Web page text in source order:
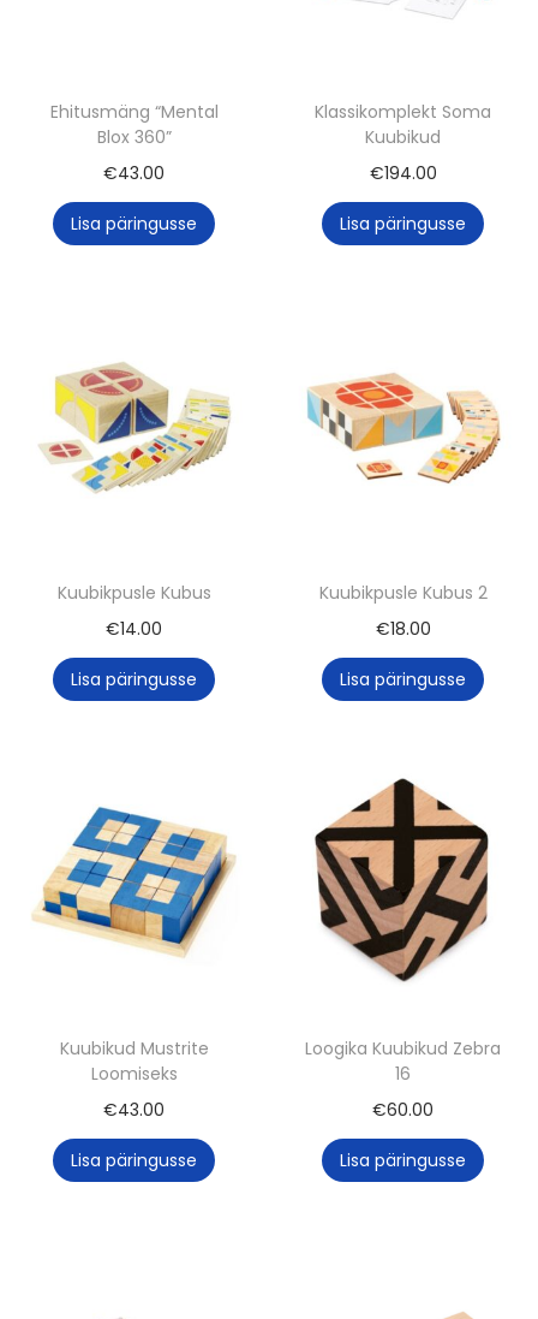
Ehitusmäng “Mental
Blox 360”
€43.00
Lisa päringusse
Klassikomplekt Soma
Kuubikud
€194.00
Lisa päringusse
Kuubikpusle Kubus
€14.00
Lisa päringusse
Kuubikpusle Kubus 2
€18.00
Lisa päringusse
Kuubikud Mustrite
Loomiseks
€43.00
Lisa päringusse
Loogika Kuubikud Zebra
16
€60.00
Lisa päringusse